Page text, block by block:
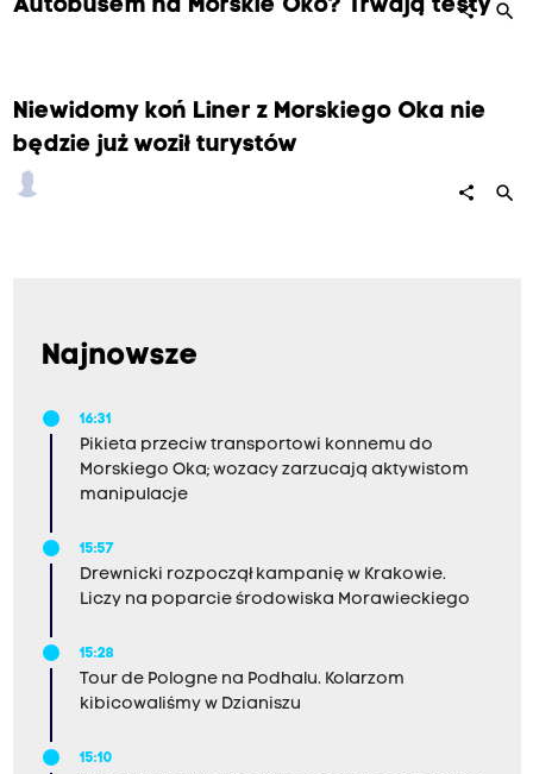
Autobusem na Morskie Oko? Trwają testy
share search
Niewidomy koń Liner z Morskiego Oka nie
będzie już woził turystów
share search
Najnowsze
16:31
Pikieta przeciw transportowi konnemu do
Morskiego Oka; wozacy zarzucają aktywistom
manipulacje
15:57
Drewnicki rozpoczął kampanię w Krakowie.
Liczy na poparcie środowiska Morawieckiego
15:28
Tour de Pologne na Podhalu. Kolarzom
kibicowaliśmy w Dzianiszu
15:10